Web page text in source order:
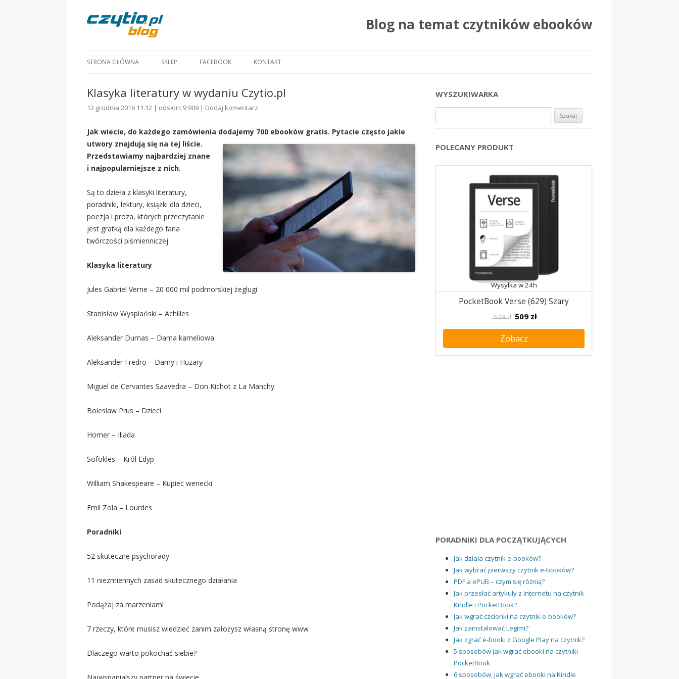
Blog na temat czytników ebooków
STRONA GŁÓWNA SKLEP FACEBOOK KONTAKT
Klasyka literatury w wydaniu Czytio.pl
12 grudnia 2016 11:12 | odsłon: 9 909 | Dodaj komentarz
Jak wiecie, do każdego zamówienia dodajemy 700 ebooków gratis. Pytacie często jakie
utwory znajdują się na tej liście.
Przedstawiamy najbardziej znane
i najpopularniejsze z nich.
Są to dzieła z klasyki literatury,
poradniki, lektury, książki dla dzieci,
poezja i proza, których przeczytanie
jest gratką dla każdego fana
twórczości piśmienniczej.
Klasyka literatury
Jules Gabriel Verne – 20 000 mil podmorskiej żeglugi
Stanisław Wyspiański – Achilles
Aleksander Dumas – Dama kameliowa
Aleksander Fredro – Damy i Huzary
Miguel de Cervantes Saavedra – Don Kichot z La Manchy
Boleslaw Prus – Dzieci
Homer – Iliada
Sofokles – Król Edyp
William Shakespeare – Kupiec wenecki
Emil Zola – Lourdes
Poradniki
52 skuteczne psychorady
11 niezmiennych zasad skutecznego działania
Podążaj za marzeniami
7 rzeczy, które musisz wiedzieć zanim założysz własną stronę www
Dlaczego warto pokochać siebie?
WYSZUKIWARKA
POLECANY PRODUKT
Wysyłka w 24h
PocketBook Verse (629) Szary
529 zł 509 zł
Zobacz
PORADNIKI DLA POCZĄTKUJĄCYCH
Jak działa czytnik e-booków?
Jak wybrać pierwszy czytnik e-booków?
PDF a ePUB – czym się różnią?
Jak przesłać artykuły z Internetu na czytnik
Kindle i PocketBook?
Jak wgrać czcionki na czytnik e-booków?
Jak zainstalować Legimi?
Jak zgrać e-booki z Google Play na czytnik?
5 sposobów jak wgrać ebooki na czytniki
PocketBook
6 sposobów, jak wgrać ebooki na Kindle